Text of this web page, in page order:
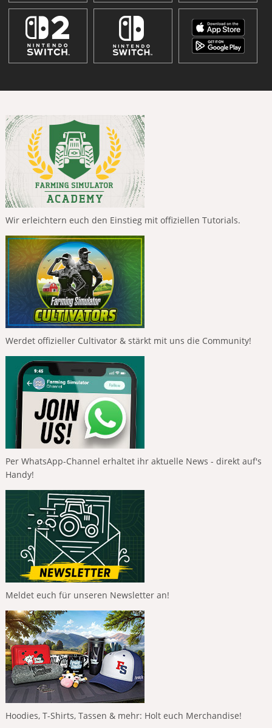
Wir erleichtern euch den Einstieg mit offiziellen Tutorials.
Werdet offizieller Cultivator & stärkt mit uns die Community!
Per WhatsApp-Channel erhaltet ihr aktuelle News - direkt auf's
Handy!
Meldet euch für unseren Newsletter an!
Hoodies, T-Shirts, Tassen & mehr: Holt euch Merchandise!